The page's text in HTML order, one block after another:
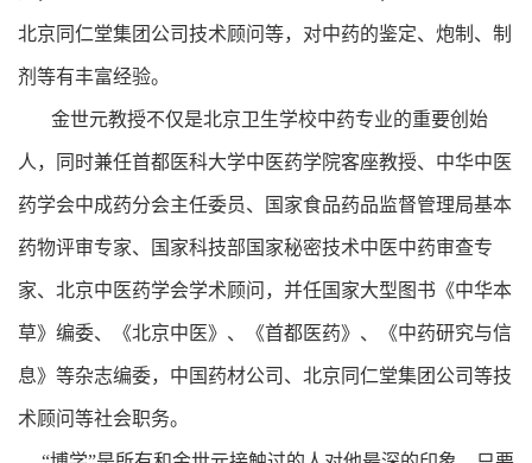
北京同仁堂集团公司技术顾问等，对中药的鉴定、炮制、制
剂等有丰富经验。
金世元教授不仅是北京卫生学校中药专业的重要创始
人，同时兼任首都医科大学中医药学院客座教授、中华中医
药学会中成药分会主任委员、国家食品药品监督管理局基本
药物评审专家、国家科技部国家秘密技术中医中药审查专
家、北京中医药学会学术顾问，并任国家大型图书《中华本
草》编委、《北京中医》、《首都医药》、《中药研究与信
息》等杂志编委，中国药材公司、北京同仁堂集团公司等技
术顾问等社会职务。